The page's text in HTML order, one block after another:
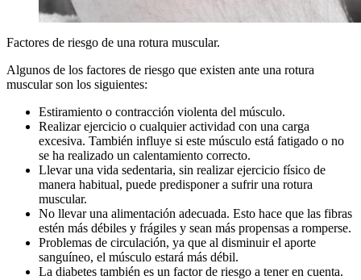
massage to man patient. Osteopathy.
Factores de riesgo de una rotura muscular.
Algunos de los factores de riesgo que existen ante una rotura
muscular son los siguientes:
Estiramiento o contracción violenta del músculo.
Realizar ejercicio o cualquier actividad con una carga
excesiva. También influye si este músculo está fatigado o no
se ha realizado un calentamiento correcto.
Llevar una vida sedentaria, sin realizar ejercicio físico de
manera habitual, puede predisponer a sufrir una rotura
muscular.
No llevar una alimentación adecuada. Esto hace que las fibras
estén más débiles y frágiles y sean más propensas a romperse.
Problemas de circulación, ya que al disminuir el aporte
sanguíneo, el músculo estará más débil.
La diabetes también es un factor de riesgo a tener en cuenta.